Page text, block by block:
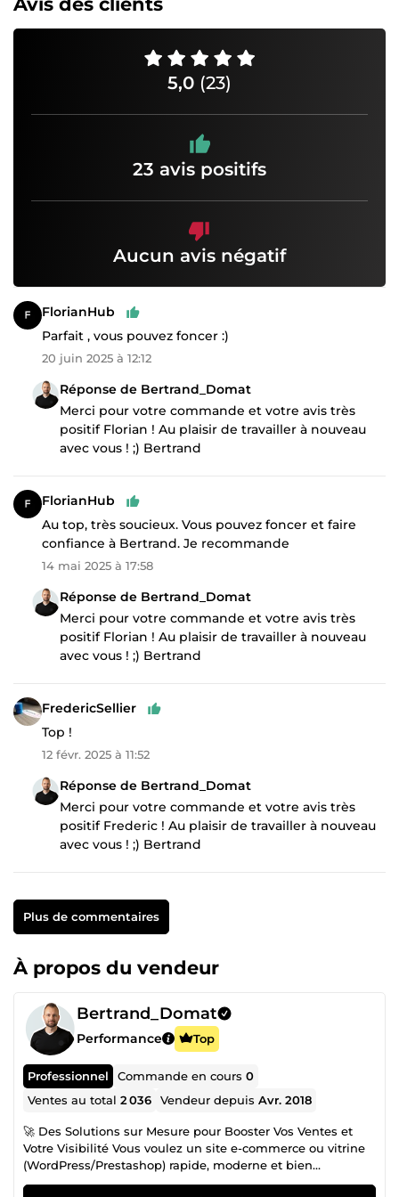
5,0 (23)
23 avis positifs
Aucun avis négatif
FlorianHub
Parfait , vous pouvez foncer :)
20 juin 2025 à 12:12
Réponse de Bertrand_Domat
Merci pour votre commande et votre avis très
positif Florian ! Au plaisir de travailler à nouveau
avec vous ! ;) Bertrand
FlorianHub
Au top, très soucieux. Vous pouvez foncer et faire
confiance à Bertrand. Je recommande
14 mai 2025 à 17:58
Réponse de Bertrand_Domat
Merci pour votre commande et votre avis très
positif Florian ! Au plaisir de travailler à nouveau
avec vous ! ;) Bertrand
FredericSellier
Top !
12 févr. 2025 à 11:52
Réponse de Bertrand_Domat
Merci pour votre commande et votre avis très
positif Frederic ! Au plaisir de travailler à nouveau
avec vous ! ;) Bertrand
Plus de commentaires
À propos du vendeur
Bertrand_Domat
Performance Top
Professionnel Commande en cours0
Ventes au total2 036 Vendeur depuisAvr. 2018
🚀 Des Solutions sur Mesure pour Booster Vos Ventes et
Votre Visibilité Vous voulez un site e-commerce ou vitrine
(WordPress/Prestashop) rapide, moderne et bien
référencé ? Je suis Bertrand Domat, développeur Full-Stack